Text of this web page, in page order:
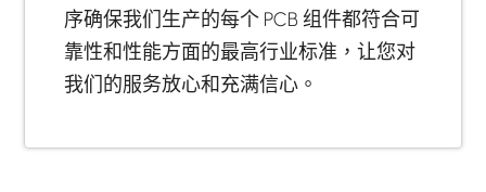
序确保我们生产的每个 PCB 组件都符合可
靠性和性能方面的最高行业标准，让您对
我们的服务放心和充满信心。